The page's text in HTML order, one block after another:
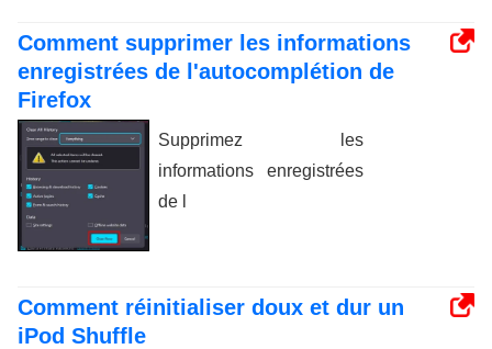
Comment supprimer les informations
enregistrées de l'autocomplétion de
Firefox
Supprimez les
informations enregistrées
de l
Comment réinitialiser doux et dur un
iPod Shuffle